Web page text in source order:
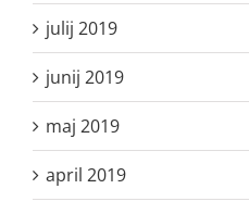
julij 2019
junij 2019
maj 2019
april 2019